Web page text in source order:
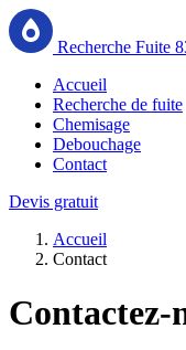
Recherche Fuite
Accueil
Recherche de fuite
Chemisage
Debouchage
Contact
Devis gratuit
Accueil
Contact
Contactez-